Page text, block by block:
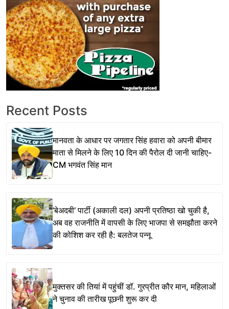
Recent Posts
मानवता के आधार पर जगतार सिंह हवारा को अपनी बीमार
माता से मिलने के लिए 10 दिन की पैरोल दी जानी चाहिए-
CM भगवंत सिंह मान
‘बेअदबी’ पार्टी (अकाली दल) अपनी प्रतिष्ठा खो चुकी है,
अब वह राजनीति में वापसी के लिए भाजपा से समझौता करने
की कोशिश कर रही है: बलतेज पन्नू
मुक्तसर की तियां में पहुंचीं डॉ. गुरप्रीत कौर मान, महिलाओं
ने चुनाव की तारीख पूछनी शुरू कर दी